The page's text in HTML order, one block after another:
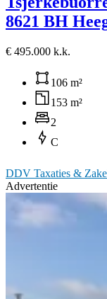
8621 BH
€ 495.000 k.k.
106 m²
153 m²
2
C
DDV Taxaties &
Advertentie